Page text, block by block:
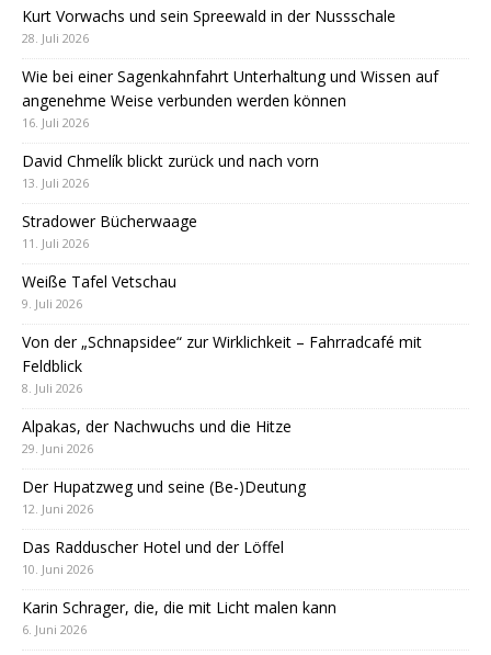
Kurt Vorwachs und sein Spreewald in der Nussschale
28. Juli 2026
Wie bei einer Sagenkahnfahrt Unterhaltung und Wissen auf
angenehme Weise verbunden werden können
16. Juli 2026
David Chmelík blickt zurück und nach vorn
13. Juli 2026
Stradower Bücherwaage
11. Juli 2026
Weiße Tafel Vetschau
9. Juli 2026
Von der „Schnapsidee“ zur Wirklichkeit – Fahrradcafé mit
Feldblick
8. Juli 2026
Alpakas, der Nachwuchs und die Hitze
29. Juni 2026
Der Hupatzweg und seine (Be-)Deutung
12. Juni 2026
Das Radduscher Hotel und der Löffel
10. Juni 2026
Karin Schrager, die, die mit Licht malen kann
6. Juni 2026